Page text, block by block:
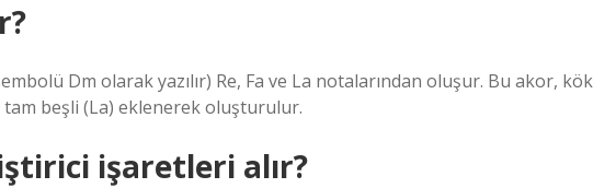
Dm olarak yazılır) Re, Fa ve La notalarından oluşur. Bu akor, kök
beşli (La) eklenerek oluşturulur.
işaretleri alır?